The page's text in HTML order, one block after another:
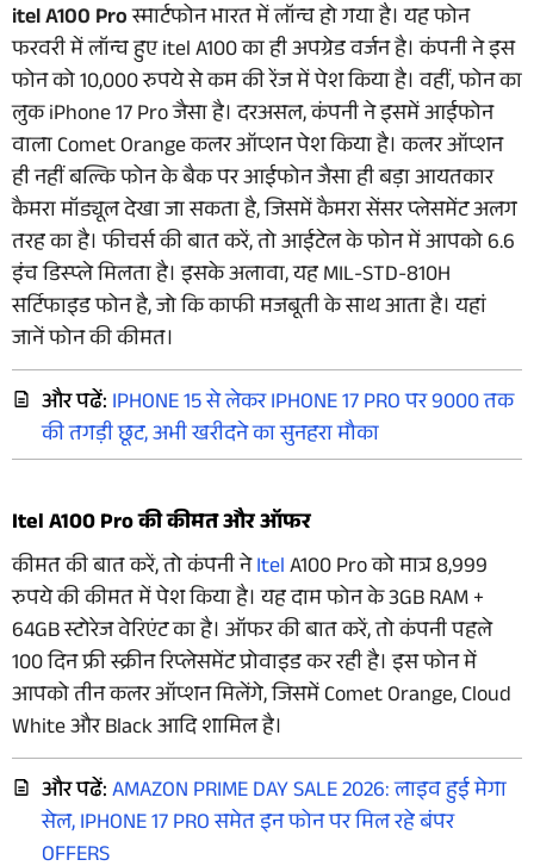
itel A100 Proस्मार्टफोन भारत में लॉन्च हो गया है। यह फोन
फरवरी में लॉन्च हुए itel A100 का ही अपग्रेड वर्जन है। कंपनी ने इस
फोन को 10,000 रुपये से कम की रेंज में पेश किया है। वहीं, फोन का
लुक iPhone 17 Pro जैसा है। दरअसल, कंपनी ने इसमें आईफोन
वाला Comet Orange कलर ऑप्शन पेश किया है। कलर ऑप्शन
ही नहीं बल्कि फोन के बैक पर आईफोन जैसा ही बड़ा आयतकार
कैमरा मॉड्यूल देखा जा सकता है, जिसमें कैमरा सेंसर प्लेसमेंट अलग
तरह का है। फीचर्स की बात करें, तो आईटेल के फोन में आपको 6.6
इंच डिस्प्ले मिलता है। इसके अलावा, यह MIL-STD-810H
सर्टिफाइड फोन है, जो कि काफी मजबूती के साथ आता है। यहां
जानें फोन की कीमत।
और पढें: IPHONE 15 से लेकर IPHONE 17 PRO पर 9000 तक
की तगड़ी छूट, अभी खरीदने का सुनहरा मौका
Itel A100 Pro की कीमत और ऑफर
कीमत की बात करें, तो कंपनी नेItelA100 Pro को मात्र 8,999
रुपये की कीमत में पेश किया है। यह दाम फोन के 3GB RAM +
64GB स्टोरेज वेरिएंट का है। ऑफर की बात करें, तो कंपनी पहले
100 दिन फ्री स्क्रीन रिप्लेसमेंट प्रोवाइड कर रही है। इस फोन में
आपको तीन कलर ऑप्शन मिलेंगे, जिसमें Comet Orange, Cloud
White और Black आदि शामिल है।
और पढें:AMAZON PRIME DAY SALE 2026: लाइव हुई मेगा
सेल, IPHONE 17 PRO समेत इन फोन पर मिल रहे बंपर
OFFERS